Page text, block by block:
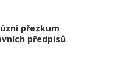
přezkum
předpisů